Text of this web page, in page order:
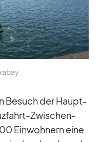
Be­such der Haupt­
Zwi­schen­
Ein­woh­nern eine